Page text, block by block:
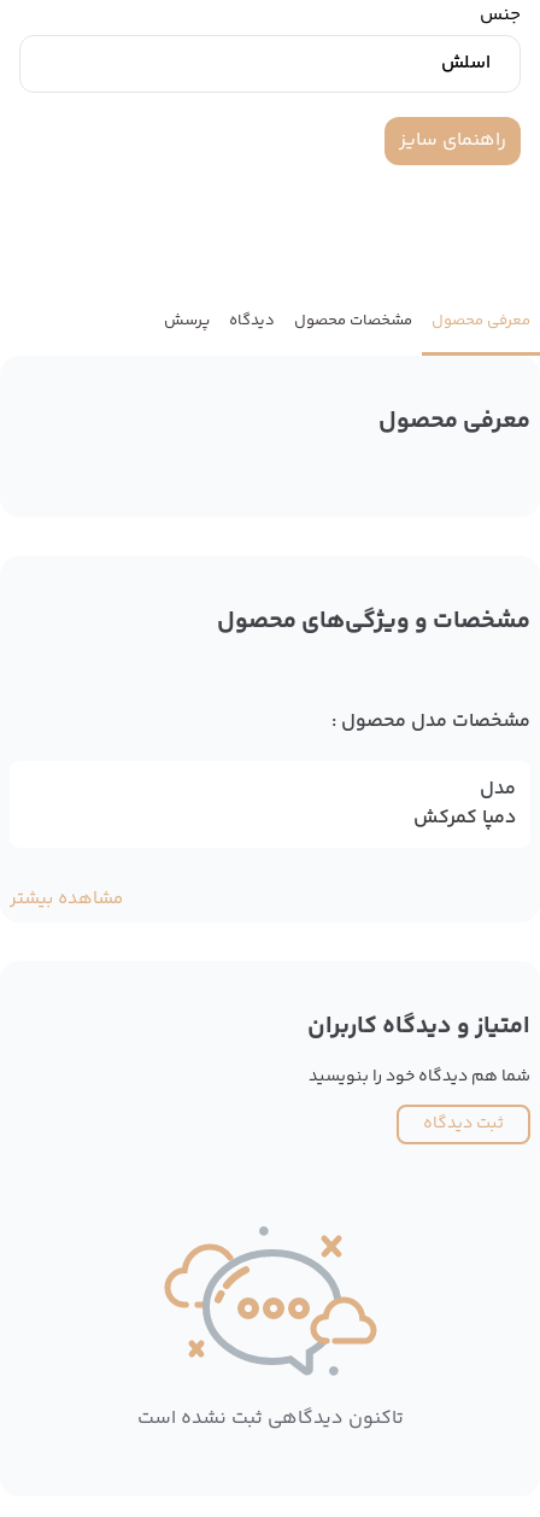
جنس
اسلش
راهنمای سایز
معرفی محصول مشخصات محصول دیدگاه پرسش
معرفی محصول
مشخصات و ویژگی‌های محصول
مشخصات مدل محصول :
مدل
دمپا کمرکش
مشاهده بیشتر
امتیاز و دیدگاه کاربران
شما هم دیدگاه خود را بنویسید
ثبت دیدگاه
تاکنون دیدگاهی ثبت نشده است